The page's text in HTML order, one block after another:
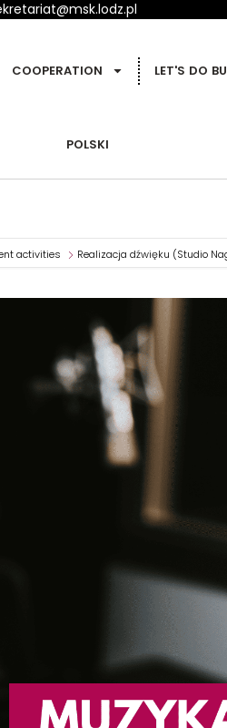
COOPERATION LET'S DO
POLSKI
activities Realizacja dźwięku (Studio